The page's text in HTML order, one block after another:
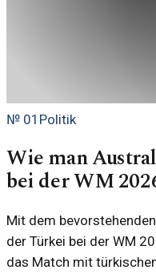
№ 01 Politik
Wie man
bei der WM
Mit dem
der Türkei bei der WM
das Match mit